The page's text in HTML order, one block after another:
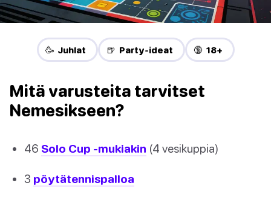
🥳 Juhlat 🍺 Party-ideat 🔞 18+
Mitä varusteita tarvitset
Nemesikseen?
46 Solo Cup -mukiakin (4 vesikuppia)
3 pöytätennispalloa